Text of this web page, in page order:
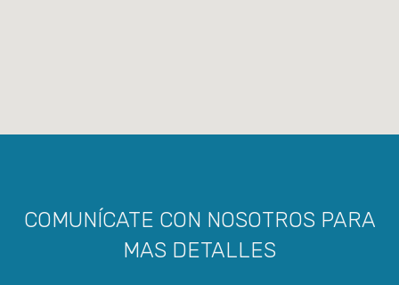
COMUNÍCATE CON NOSOTROS PARA
MAS DETALLES